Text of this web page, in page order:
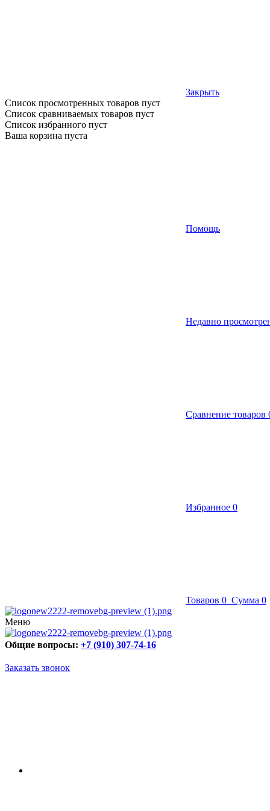
Закрыть
Список просмотренных товаров пуст
Список сравниваемых товаров пуст
Список избранного пуст
Ваша корзина пуста
Помощь
Недавно
Сравнение товаров
Избранное 0
Товаров 0 Сумма 0
Меню
Общие вопросы: +7 (910) 307-74-16
Заказать звонок